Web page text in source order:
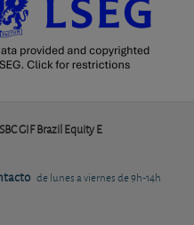
GIF Brazil Equity E
de lunes a viernes de 9h-14h